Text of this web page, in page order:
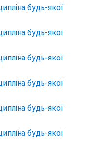
будь-якої
будь-якої
будь-якої
будь-якої
будь-якої
будь-якої